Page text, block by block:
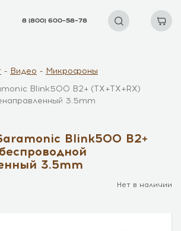
8 (800) 600–58–78
Видео
Микрофоны
Blink500 B2+ (TX+TX+RX)
3.5mm
Blink500 B2+
3.5mm
Нет в наличии